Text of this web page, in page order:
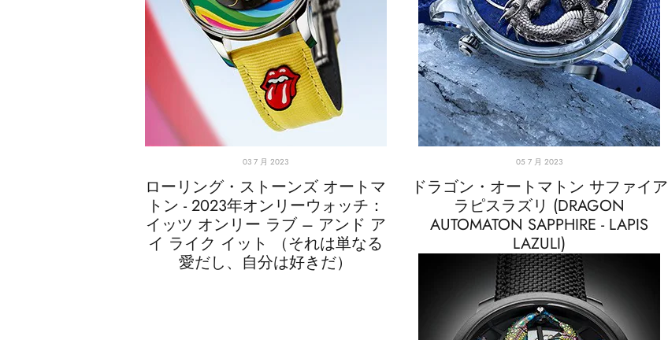
03 7 月 2023
ローリング・ストーンズ オートマ
トン - 2023年オンリーウォッチ：
イッツ オンリー ラブ – アンド ア
イ ライク イット （それは単なる
愛だし、自分は好きだ）
05 7 月 2023
ドラゴン・オートマトン サファイア
ラピスラズリ (DRAGON
AUTOMATON SAPPHIRE - LAPIS
LAZULI)